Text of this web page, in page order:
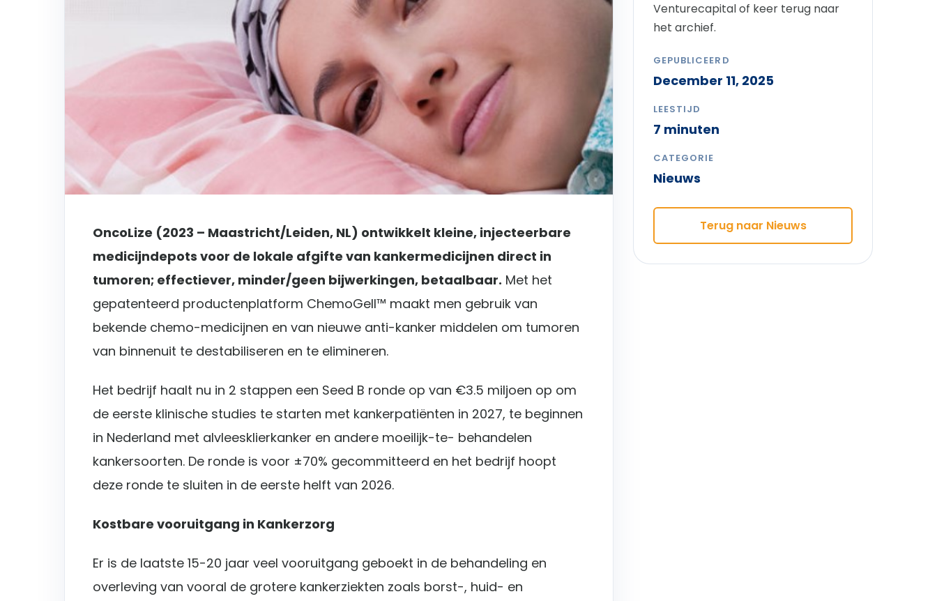
OncoLize (2023 – Maastricht/Leiden, NL) ontwikkelt kleine, injecteerbare
medicijndepots voor de lokale afgifte van kankermedicijnen direct in
tumoren; effectiever, minder/geen bijwerkingen, betaalbaar. Met het
gepatenteerd productenplatform ChemoGell™ maakt men gebruik van
bekende chemo-medicijnen en van nieuwe anti-kanker middelen om tumoren
van binnenuit te destabiliseren en te elimineren.
Het bedrijf haalt nu in 2 stappen een Seed B ronde op van €3.5 miljoen op om
de eerste klinische studies te starten met kankerpatiënten in 2027, te beginnen
in Nederland met alvleesklierkanker en andere moeilijk-te- behandelen
kankersoorten. De ronde is voor ±70% gecommitteerd en het bedrijf hoopt
deze ronde te sluiten in de eerste helft van 2026.
Kostbare vooruitgang in Kankerzorg
Er is de laatste 15-20 jaar veel vooruitgang geboekt in de behandeling en
overleving van vooral de grotere kankerziekten zoals borst-, huid- en
Venturecapital of keer terug naar
het archief.
GEPUBLICEERD
December 11, 2025
LEESTIJD
7 minuten
CATEGORIE
Nieuws
Terug naar Nieuws